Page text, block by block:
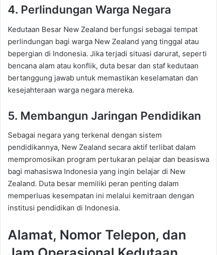
4. Perlindungan Warga Negara
Kedutaan Besar New Zealand berfungsi sebagai tempat
perlindungan bagi warga New Zealand yang tinggal atau
bepergian di Indonesia. Jika terjadi situasi darurat, seperti
bencana alam atau konflik, duta besar dan staf kedutaan
bertanggung jawab untuk memastikan keselamatan dan
kesejahteraan warga negara mereka.
5. Membangun Jaringan Pendidikan
Sebagai negara yang terkenal dengan sistem
pendidikannya, New Zealand secara aktif terlibat dalam
mempromosikan program pertukaran pelajar dan beasiswa
bagi mahasiswa Indonesia yang ingin belajar di New
Zealand. Duta besar memiliki peran penting dalam
memperluas kesempatan ini melalui kemitraan dengan
institusi pendidikan di Indonesia.
Alamat, Nomor Telepon, dan